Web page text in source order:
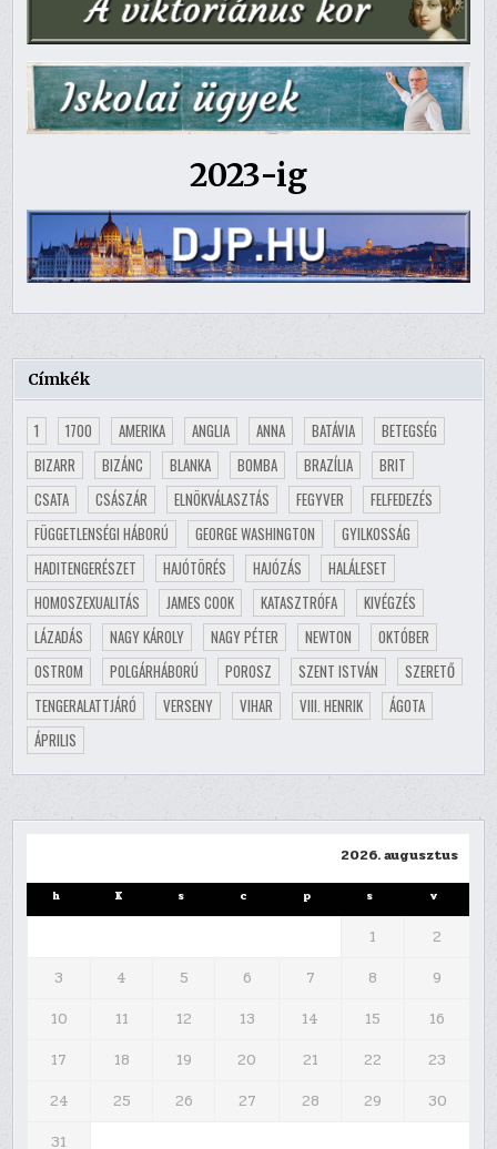
2023-ig
Címkék
1 1700 AMERIKA ANGLIA ANNA BATÁVIA
BETEGSÉG
BIZARR
BIZÁNC BLANKA BOMBA BRAZÍLIA
BRIT
CSATA
CSÁSZÁR ELNÖKVÁLASZTÁS FEGYVER
FELFEDEZÉS
FÜGGETLENSÉGI HÁBORÚ
GEORGE WASHINGTON
GYILKOSSÁG
HADITENGERÉSZET
HAJÓTÖRÉS HAJÓZÁS
HALÁLESET
HOMOSZEXUALITÁS
JAMES COOK KATASZTRÓFA
KIVÉGZÉS
LÁZADÁS
NAGY KÁROLY NAGY PÉTER NEWTON
OKTÓBER
OSTROM
POLGÁRHÁBORÚ POROSZ SZENT ISTVÁN
SZERETŐ
TENGERALATTJÁRÓ
VERSENY VIHAR VIII. HENRIK
ÁGOTA
ÁPRILIS
2026. augusztus
h K s c p s v
1
2
3
4 5 6 7 8
9
10
11 12 13 14 15
16
17
18 19 20 21 22
23
24
25 26 27 28 29
30
31